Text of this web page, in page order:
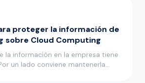
proteger la información de
sobre Cloud Computing
la información en la empresa tiene
un lado conviene mantenerla